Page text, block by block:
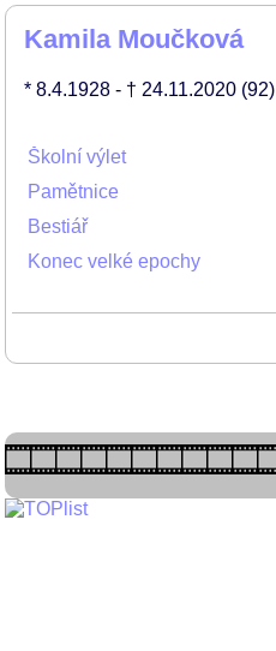
Kamila Moučková
* 8.4.1928 - † 24.11.2020 (92)
Školní výlet
Pamětnice
Bestiář
Konec velké epochy